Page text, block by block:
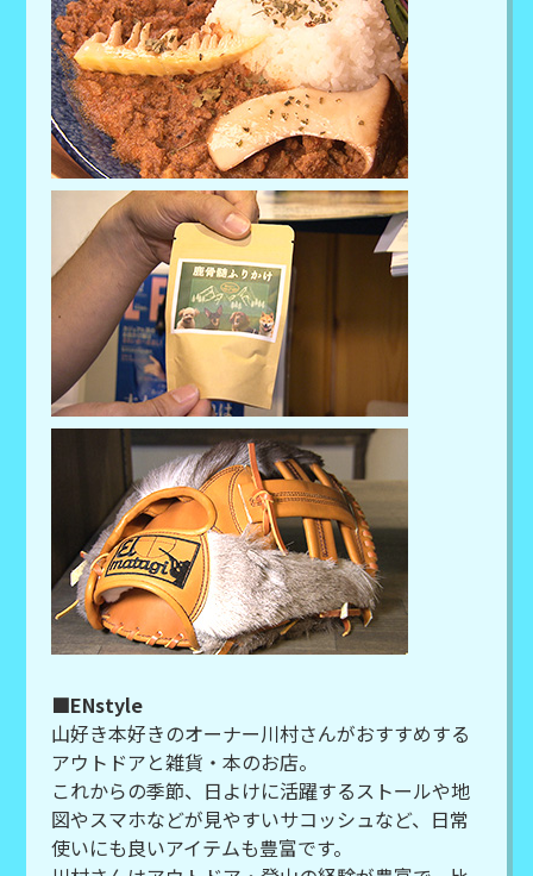
■ENstyle
山好き本好きのオーナー川村さんがおすすめする
アウトドアと雑貨・本のお店。
これからの季節、日よけに活躍するストールや地
図やスマホなどが見やすいサコッシュなど、日常
使いにも良いアイテムも豊富です。